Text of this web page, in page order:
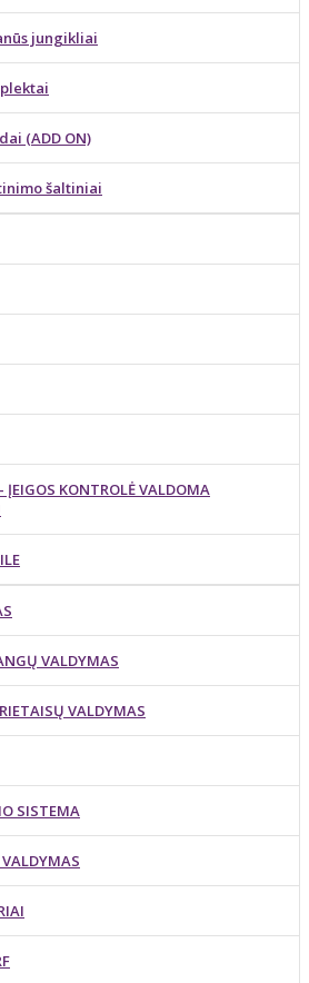
jungikliai
(ADD ON)
šaltiniai
ĮEIGOS KONTROLĖ VALDOMA
VALDYMAS
VALDYMAS
SISTEMA